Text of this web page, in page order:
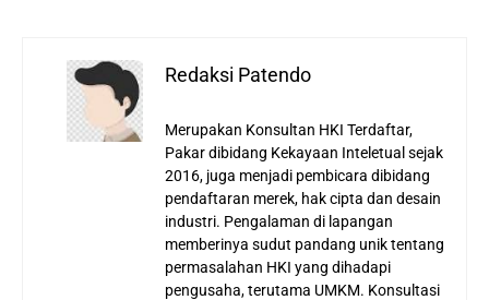
Redaksi Patendo
Merupakan Konsultan HKI Terdaftar,
Pakar dibidang Kekayaan Inteletual sejak
2016, juga menjadi pembicara dibidang
pendaftaran merek, hak cipta dan desain
industri. Pengalaman di lapangan
memberinya sudut pandang unik tentang
permasalahan HKI yang dihadapi
pengusaha, terutama UMKM. Konsultasi